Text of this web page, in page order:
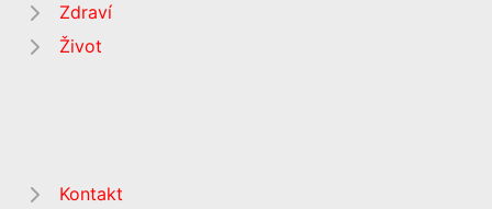
Zdraví
Život
Kontakt